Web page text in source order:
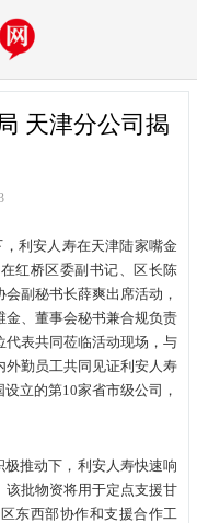
天津分公司揭
利安人寿在天津陆家嘴金
红桥区委副书记、区长陈
副秘书长薛爽出席活动，
、董事会秘书兼合规负责
代表共同莅临活动现场，与
外勤员工共同见证利安人寿
立的第10家省市级公司，
推动下，利安人寿快速响
该批物资将用于定点支援甘
东西部协作和支援合作工